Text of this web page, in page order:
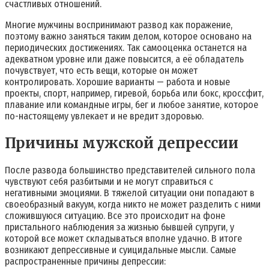
счастливых отношений.
Многие мужчины воспринимают развод как поражение,
поэтому важно заняться таким делом, которое основано на
периодических достижениях. Так самооценка останется на
адекватном уровне или даже повысится, а её обладатель
почувствует, что есть вещи, которые он может
контролировать. Хорошие варианты — работа и новые
проекты, спорт, например, гиревой, борьба или бокс, кроссфит,
плавание или командные игры, бег и любое занятие, которое
по-настоящему увлекает и не вредит здоровью.
Причины мужской депрессии
После развода большинство представителей сильного пола
чувствуют себя разбитыми и не могут справиться с
негативными эмоциями. В тяжелой ситуации они попадают в
своеобразный вакуум, когда никто не может разделить с ними
сложившуюся ситуацию. Все это происходит на фоне
пристального наблюдения за жизнью бывшей супруги, у
которой все может складываться вполне удачно. В итоге
возникают депрессивные и суицидальные мысли. Самые
распространенные причины депрессии: